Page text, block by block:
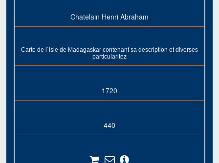
Chatelain Henri Abraham
Carte de l´Isle de Madagaskar contenant sa description et diverses
particularitez
1720
440